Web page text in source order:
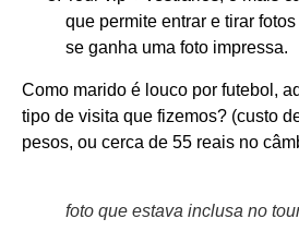
que permite entrar e tirar
se ganha uma foto impressa.
Como marido é louco por futebol,
tipo de visita que fizemos? (custo
pesos, ou cerca de 55 reais no
foto que estava inclusa no